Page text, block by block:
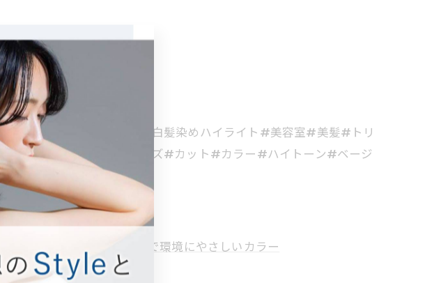
がりになっています。
トラストハイライト#脱白髪染めハイライト#美容室#美髪#トリ
ッチ#オーガニック#キッズ#カット#カラー#ハイトーン#ベージ
上尾市で環境にやさしいカラー